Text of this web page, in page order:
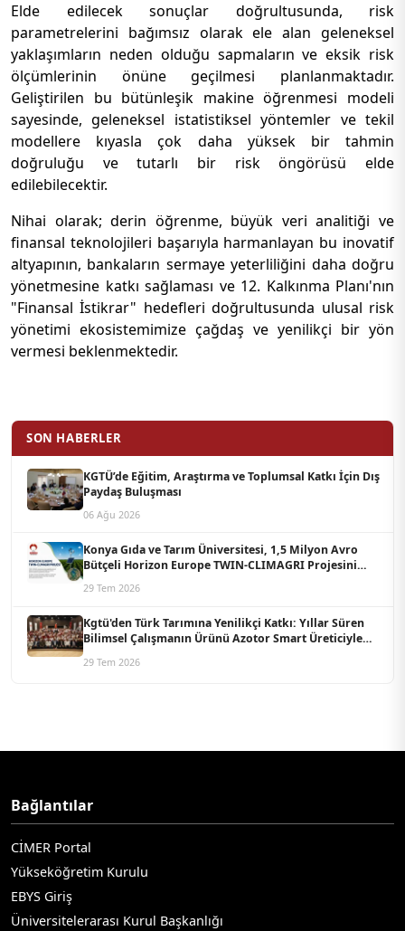
Elde edilecek sonuçlar doğrultusunda, risk
parametrelerini bağımsız olarak ele alan geleneksel
yaklaşımların neden olduğu sapmaların ve eksik risk
ölçümlerinin önüne geçilmesi planlanmaktadır.
Geliştirilen bu bütünleşik makine öğrenmesi modeli
sayesinde, geleneksel istatistiksel yöntemler ve tekil
modellere kıyasla çok daha yüksek bir tahmin
doğruluğu ve tutarlı bir risk öngörüsü elde
edilebilecektir.
Nihai olarak; derin öğrenme, büyük veri analitiği ve
finansal teknolojileri başarıyla harmanlayan bu inovatif
altyapının, bankaların sermaye yeterliliğini daha doğru
yönetmesine katkı sağlaması ve 12. Kalkınma Planı'nın
"Finansal İstikrar" hedefleri doğrultusunda ulusal risk
yönetimi ekosistemimize çağdaş ve yenilikçi bir yön
vermesi beklenmektedir.
SON HABERLER
KGTÜ’de Eğitim, Araştırma ve Toplumsal Katkı İçin Dış
Paydaş Buluşması
06 Ağu 2026
Konya Gıda ve Tarım Üniversitesi, 1,5 Milyon Avro
Bütçeli Horizon Europe TWIN-CLIMAGRI Projesini
29 Tem 2026
Kgtü'den Türk Tarımına Yenilikçi Katkı: Yıllar Süren
Bilimsel Çalışmanın Ürünü Azotor Smart Üreticiyle
29 Tem 2026
Bağlantılar
CİMER Portal
Yükseköğretim Kurulu
EBYS Giriş
Üniversitelerarası Kurul Başkanlığı